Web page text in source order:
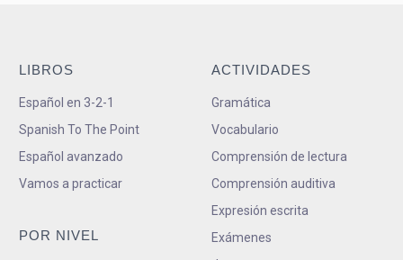
LIBROS
Español en 3-2-1
Spanish To The Point
Español avanzado
Vamos a practicar
POR NIVEL
ACTIVIDADES
Gramática
Vocabulario
Comprensión de lectura
Comprensión auditiva
Expresión escrita
Exámenes